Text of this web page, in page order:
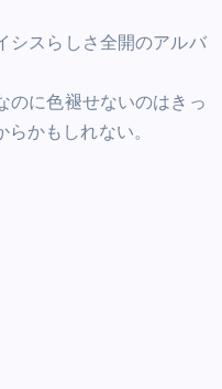
シスらしさ全開のアルバ
のに色褪せないのはきっ
かもしれない。